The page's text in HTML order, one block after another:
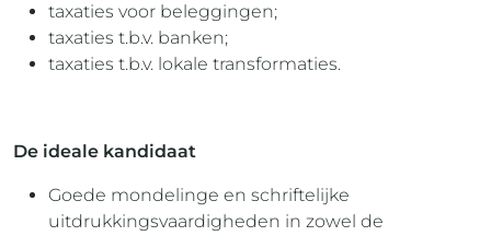
taxaties voor beleggingen;
taxaties t.b.v. banken;
taxaties t.b.v. lokale transformaties.
De ideale kandidaat
Goede mondelinge en schriftelijke
uitdrukkingsvaardigheden in zowel de